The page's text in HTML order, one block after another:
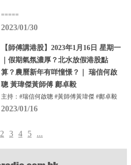
=====
2023/01/30
【師傅講港股】2023年1月16日 星期一
｜假期氣氛濃厚？北水放假港股點
算？農曆新年有咩憧憬？｜ 瑞信何啟
聰 黃瑋傑黃師傅 鄺卓毅
主持：#瑞信何啟聰 #黃師傅黃瑋傑 #鄺卓毅
2023/01/16
2 3 4 5 ...